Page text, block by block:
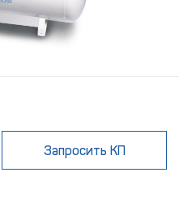
Запросить КП